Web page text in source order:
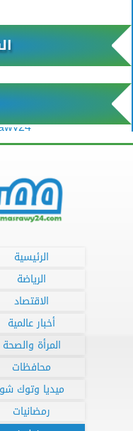
الرئيسية
الرياضة
الاقتصاد
أخبار عالمية
المرأة والصحة
محافظات
ميديا وتوك شو
رمضانيات